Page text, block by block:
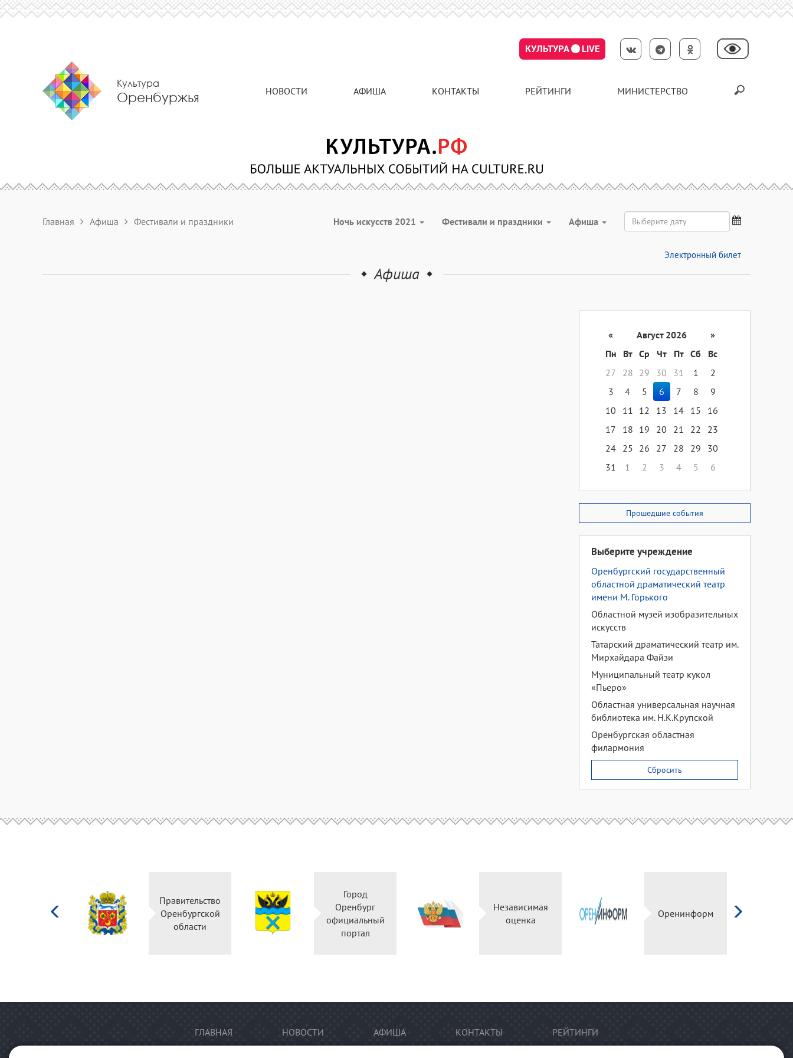
КУЛЬТУРА LIVE
Культура
Оренбуржья НОВОСТИ АФИША КОНТАКТЫ РЕЙТИНГИ МИНИСТЕРСТВО
Главная Афиша Фестивали и праздники Ночь искусств 2021 Фестивали и праздники Aфиша
Электронный билет
Афиша
« Август 2026
»
Пн
Вт Ср Чт Пт Сб
Вс
27
28 29 30 31 1
2
3
4 5 6 7 8
9
10
11 12 13 14 15
16
17
18 19 20 21 22
23
24 25 26 27 28 29
30
31
1 2 3 4 5 6
Прошедшие события
Выберите учреждение
Оренбургский государственный
областной драматический театр
имени М. Горького
Областной музей изобразительных
искусств
Татарский драматический театр им.
Мирхайдара Файзи
Муниципальный театр кукол
«Пьеро»
Областная универсальная научная
библиотека им. Н.К.Крупской
Оренбургская областная
филармония
Сбросить
Правительство
Оренбургской
области
Город
Оренбург
официальный
портал
Независимая
оценка
Оренинформ
ГЛАВНАЯ НОВОСТИ АФИША КОНТАКТЫ РЕЙТИНГИ